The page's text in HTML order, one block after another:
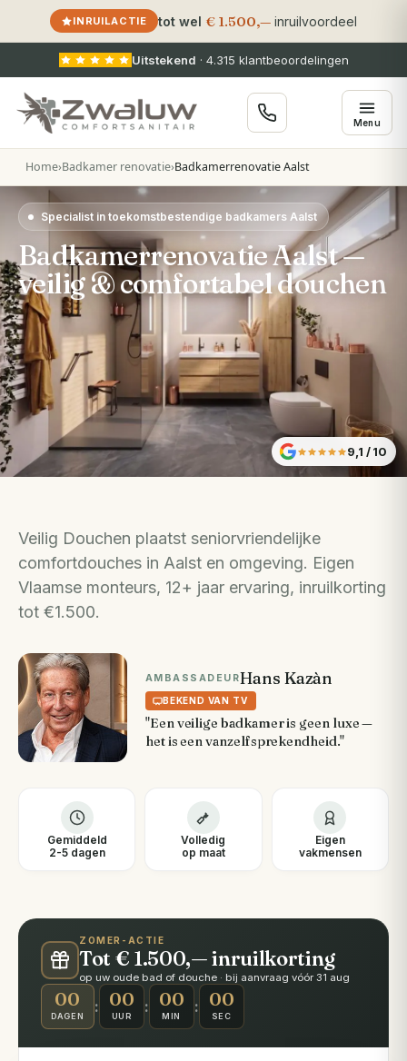
INRUILACTIE tot wel € 1.500,— inruilvoordeel
Uitstekend · 4.315 klantbeoordelingen
Menu
Home›Badkamer renovatie›Badkamerrenovatie Aalst
Specialist in toekomstbestendige badkamers Aalst
Badkamerrenovatie Aalst —
veilig & comfortabel douchen
9,1 / 10
Veilig Douchen plaatst seniorvriendelijke
comfortdouches in Aalst en omgeving. Eigen
Vlaamse monteurs, 12+ jaar ervaring, inruilkorting
tot €1.500.
AMBASSADEURHans Kazàn
BEKEND VAN TV
"Een veilige badkamer is geen luxe —
het is een vanzelfsprekendheid."
Gemiddeld
2-5 dagen
Volledig
op maat
Eigen
vakmensen
ZOMER-ACTIE
Tot € 1.500,— inruilkorting
op uw oude bad of douche · bij aanvraag vóór 31 aug
00
DAGEN
: 00
UUR
: 00
MIN
: 00
SEC